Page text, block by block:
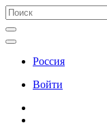
Россия
Войти